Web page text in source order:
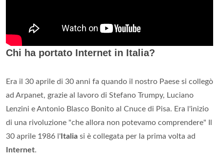
Chi ha portato Internet in Italia?
Era il 30 aprile di 30 anni fa quando il nostro Paese si collegò
ad Arpanet, grazie al lavoro di Stefano Trumpy, Luciano
Lenzini e Antonio Blasco Bonito al Cnuce di Pisa. Era l'inizio
di una rivoluzione "che allora non potevamo comprendere" Il
30 aprile 1986 l' Italia si è collegata per la prima volta ad
Internet.